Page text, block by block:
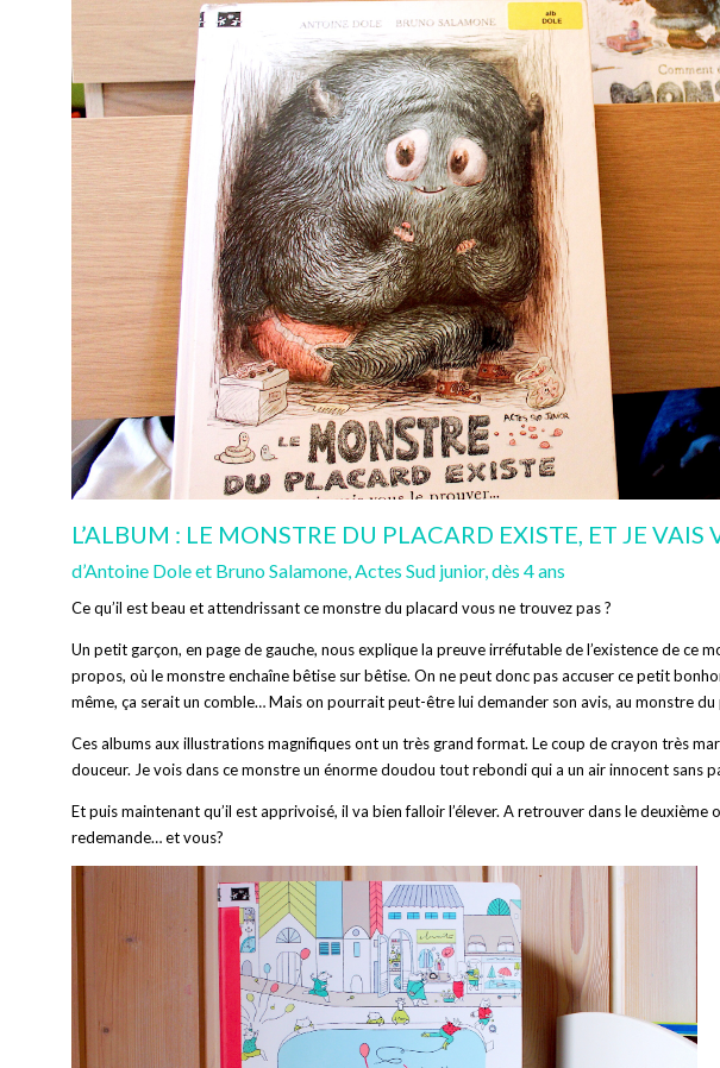
L’ALBUM : LE MONSTRE DU PLACARD EXISTE, ET JE VAIS
d’Antoine Dole et Bruno Salamone, Actes Sud junior, dès 4 ans
Ce qu’il est beau et attendrissant ce monstre du placard vous ne trouvez pas ?
Un petit garçon, en page de gauche, nous explique la preuve irréfutable de l’existence de ce
propos, où le monstre enchaîne bêtise sur bêtise. On ne peut donc pas accuser ce petit
même, ça serait un comble… Mais on pourrait peut-être lui demander son avis, au monstre du
Ces albums aux illustrations magnifiques ont un très grand format. Le coup de crayon très
douceur. Je vois dans ce monstre un énorme doudou tout rebondi qui a un air innocent sans
Et puis maintenant qu’il est apprivoisé, il va bien falloir l’élever. A retrouver dans le deuxième
redemande… et vous?